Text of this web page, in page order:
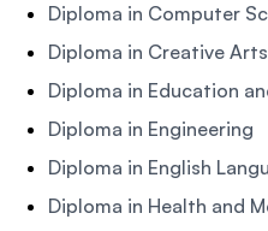
Diploma in Computer
Diploma in Creative
Diploma in Education
Diploma in Engineering
Diploma in English
Diploma in Health and